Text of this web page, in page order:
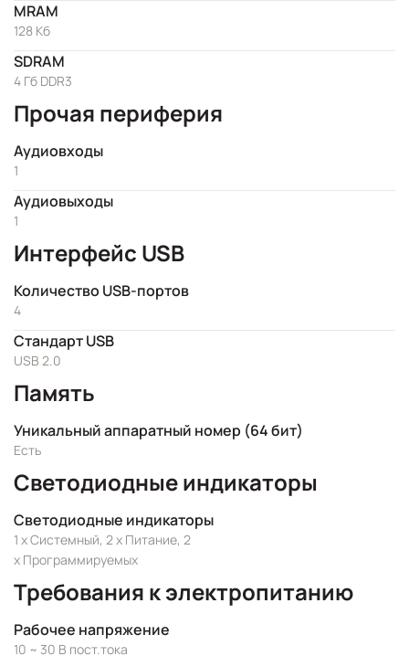
MRAM
128 Кб
SDRAM
4 Гб DDR3
Прочая периферия
Аудиовходы
1
Аудиовыходы
1
Интерфейс USB
Количество USB-портов
4
Стандарт USB
USB 2.0
Память
Уникальный аппаратный номер (64 бит)
Есть
Светодиодные индикаторы
Светодиодные индикаторы
1 x Системный, 2 x Питание, 2
x Программируемых
Требования к электропитанию
Рабочее напряжение
10 ~ 30 В пост.тока